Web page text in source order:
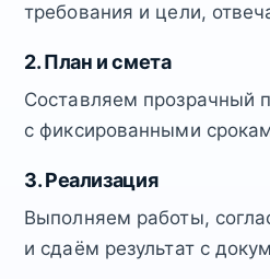
требования и цели,
2. План и смета
Составляем прозрачный
с фиксированными
3. Реализация
Выполняем работы,
и сдаём результат с